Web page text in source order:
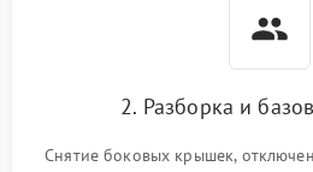
2. Разборка и
Снятие боковых крышек,